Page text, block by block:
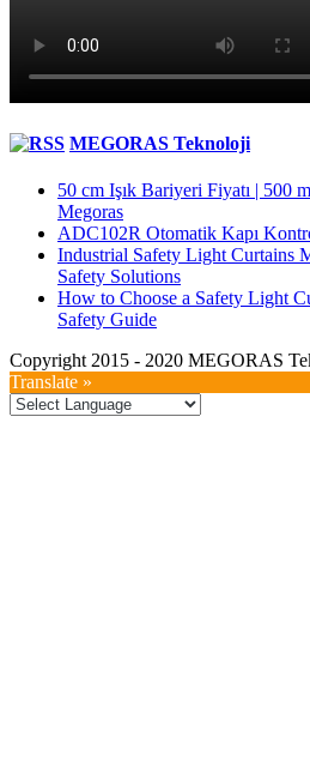
MEGORAS Teknoloji
50 cm Işık Bariyeri Fiyatı | 500
Megoras
ADC102R Otomatik Kapı
Industrial Safety Light Curtains
Safety Solutions
How to Choose a Safety Light
Safety Guide
Copyright 2015 - 2020 MEGORAS
YouTube
Twitter
LinkedIn
Facebook
Toggle
Sliding
Translate »